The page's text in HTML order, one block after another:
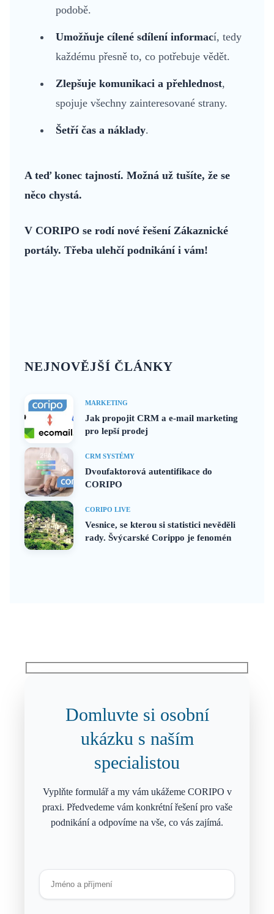
podobě.
Umožňuje cílené sdílení informací, tedy
každému přesně to, co potřebuje vědět.
Zlepšuje komunikaci a přehlednost,
spojuje všechny zainteresované strany.
Šetří čas a náklady.
A teď konec tajností. Možná už tušíte, že se
něco chystá.
V CORIPO se rodí nové řešení Zákaznické
portály. Třeba ulehčí podnikání i vám!
NEJNOVĚJŠÍ ČLÁNKY
MARKETING
Jak propojit CRM a e-mail marketing
pro lepší prodej
CRM SYSTÉMY
Dvoufaktorová autentifikace do
CORIPO
CORIPO LIVE
Vesnice, se kterou si statistici nevěděli
rady. Švýcarské Corippo je fenomén
Domluvte si osobní
ukázku s naším
specialistou
Vyplňte formulář a my vám ukážeme CORIPO v
praxi. Předvedeme vám konkrétní řešení pro vaše
podnikání a odpovíme na vše, co vás zajímá.